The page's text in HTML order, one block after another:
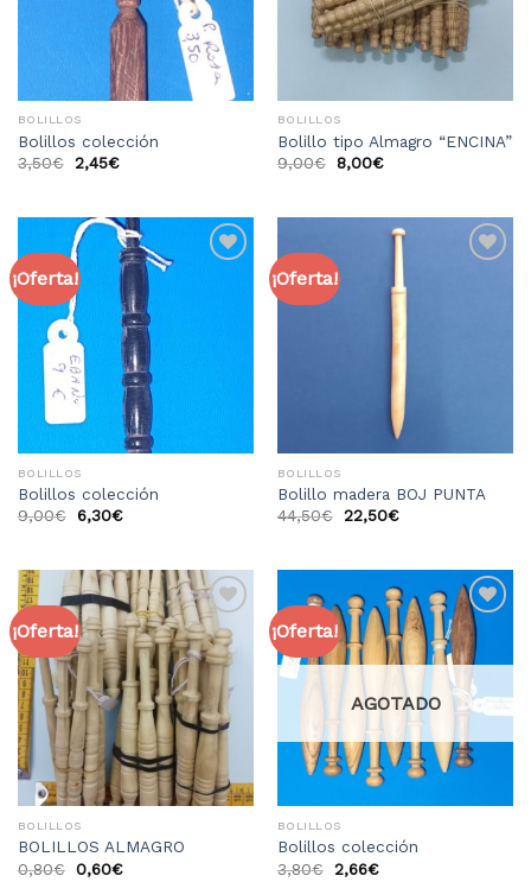
BOLILLOS
Bolillos colección
3,50€ 2,45€
BOLILLOS
Bolillo tipo Almagro “ENCINA”
9,00€ 8,00€
¡Oferta!
BOLILLOS
Bolillos colección
9,00€ 6,30€
¡Oferta!
BOLILLOS
Bolillo madera BOJ PUNTA
44,50€ 22,50€
¡Oferta!
Añadir
a la
lista
de
deseos
BOLILLOS
BOLILLOS ALMAGRO
0,80€ 0,60€
¡Oferta!
Añadir
a la
lista
de
deseos
AGOTADO
BOLILLOS
Bolillos colección
3,80€ 2,66€